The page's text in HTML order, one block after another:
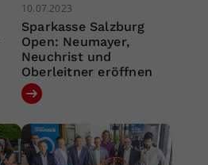
10.07.2023
Sparkasse Salzburg
Open: Neumayer,
Neuchrist und
Oberleitner eröffnen